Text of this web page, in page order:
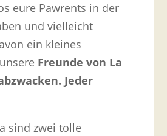
eure Pawrents in der
und vielleicht
ein kleines
Freunde von La
Jeder
sind zwei tolle